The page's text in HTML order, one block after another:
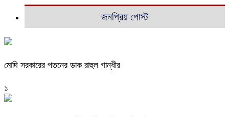
জনপ্রিয় পোস্ট
মোদি সরকারের পতনের ডাক রাহুল গান্ধীর
১